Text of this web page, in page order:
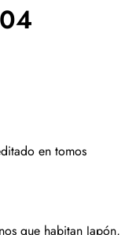
en tomos
que habitan Japón,